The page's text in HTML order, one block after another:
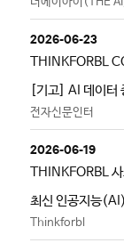
2026-06-23
THINKFORBL
[기고] AI 데이터
전자신문인터
2026-06-19
THINKFORBL
최신 인공지능
Thinkforbl